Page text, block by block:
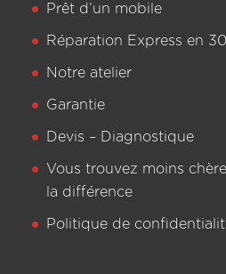
Prêt d’un mobile
Réparation Express en
Notre atelier
Garantie
Devis – Diagnostique
Vous trouvez moins
la différence
Politique de